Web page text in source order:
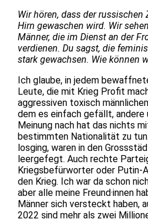
Wir hören, dass der
Hirn gewaschen wird. Wir
Männer, die im Dienst an der
verdienen. Du sagst, die
stark gewachsen. Wie können
Ich glaube, in jedem
Leute, die mit Krieg Profit
aggressiven toxisch
dem es einfach gefällt, andere
Meinung nach hat das nichts
bestimmten Nationalität zu
losging, waren in den
leergefegt. Auch rechte
Kriegsbefürworter oder Putin-
den Krieg. Ich war da schon
aber alle meine Freund·innen
Männer sich versteckt haben,
2022 sind mehr als zwei